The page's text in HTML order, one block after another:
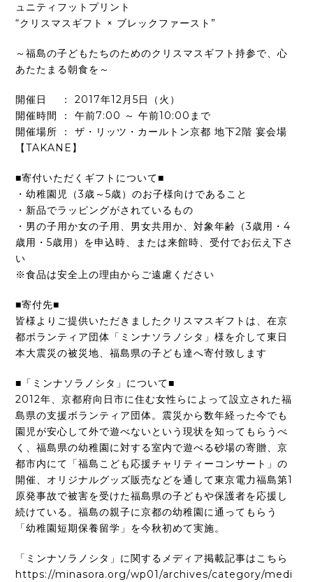
ュニティフットプリント
“クリスマスギフト × ブレックファースト”
～福島の子どもたちのためのクリスマスギフト持参で、心
あたたまる朝食を～
開催日 ： 2017年12月5日（火）
開催時間 ： 午前7:00 ～ 午前10:00まで
開催場所 ： ザ・リッツ・カールトン京都 地下2階 宴会場
【TAKANE】
■寄付いただくギフトについて■
・幼稚園児（3歳～5歳）のお子様向けであること
・新品でラッピングがされているもの
・男の子用か女の子用、男女共用か、対象年齢（3歳用・4
歳用・5歳用）を申込時、または来館時、受付でお伝え下さ
い
※食品は安全上の理由からご遠慮ください
■寄付先■
皆様よりご提供いただきましたクリスマスギフトは、在京
都ボランティア団体「ミンナソラノシタ」様を介して東日
本大震災の被災地、福島県の子ども達へ寄付致します
■「ミンナソラノシタ」について■
2012年、京都府向日市に住む女性らによって設立された福
島県の支援ボランティア団体。震災から数年経った今でも
園児が安心して外で遊べないという現状を知ってもらうべ
く、福島県の幼稚園に対する室内で遊べる砂場の寄贈、京
都市内にて「福島こども応援チャリティーコンサート」の
開催、オリジナルグッズ販売などを通して東京電力福島第1
原発事故で被害を受けた福島県の子どもや保護者を応援し
続けている。福島の親子に京都の幼稚園に通ってもらう
「幼稚園短期保養留学」を今秋初めて実施。
「ミンナソラノシタ」に関するメディア掲載記事はこちら
https://minasora.org/wp01/archives/category/medi